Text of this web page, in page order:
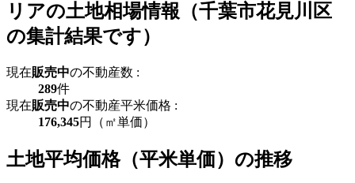
リアの土地相場情報（千葉市花見川区
の集計結果です）
現在販売中の不動産数 :
289件
現在販売中の不動産平米価格 :
176,345円（㎡単価）
土地平均価格（平米単価）の推移